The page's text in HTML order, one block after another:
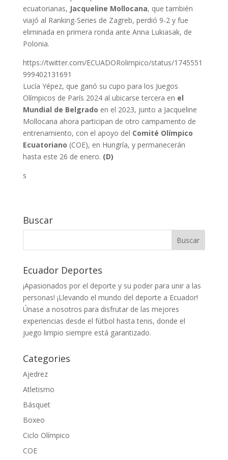
ecuatorianas, Jacqueline Mollocana, que también
viajó al Ranking-Series de Zagreb, perdió 9-2 y fue
eliminada en primera ronda ante Anna Lukiasak, de
Polonia.
https://twitter.com/ECUADORolimpico/status/1745551
999402131691
Lucía Yépez, que ganó su cupo para los Juegos
Olímpicos de París 2024 al ubicarse tercera en el
Mundial de Belgrado en el 2023, junto a Jacqueline
Mollocana ahora participan de otro campamento de
entrenamiento, con el apoyo del Comité Olímpico
Ecuatoriano (COE), en Hungría, y permanecerán
hasta este 26 de enero. (D)
s
Buscar
Ecuador Deportes
¡Apasionados por el deporte y su poder para unir a las
personas! ¡Llevando el mundo del deporte a Ecuador!
Únase a nosotros para disfrutar de las mejores
experiencias desde el fútbol hasta tenis, donde el
juego limpio siempre está garantizado.
Categories
Ajedrez
Atletismo
Básquet
Boxeo
Ciclo Olímpico
COE